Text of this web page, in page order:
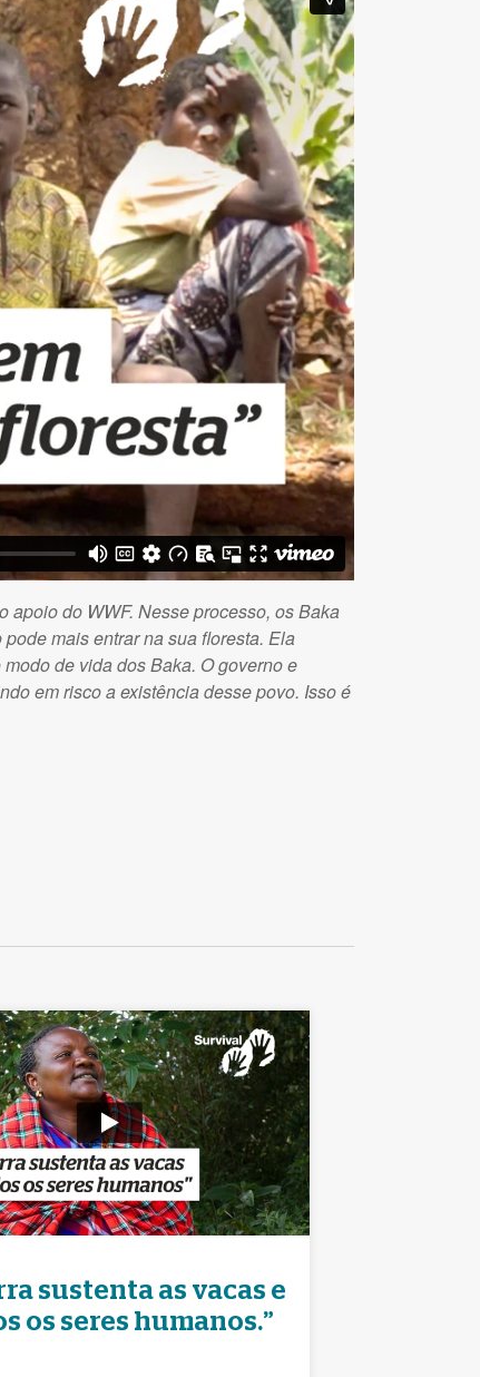
apoio do WWF. Nesse processo, os Baka
mais entrar na sua floresta. Ela
de vida dos Baka. O governo e
em risco a existência desse povo. Isso é
sustenta as vacas e
os seres humanos.”